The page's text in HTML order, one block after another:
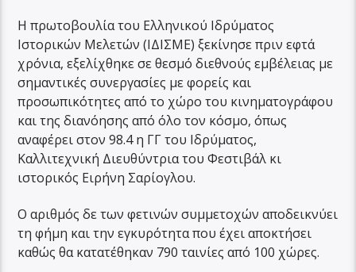
Η πρωτοβουλία του Ελληνικού Ιδρύματος
Ιστορικών Μελετών (ΙΔΙΣΜΕ) ξεκίνησε πριν εφτά
χρόνια, εξελίχθηκε σε θεσμό διεθνούς εμβέλειας με
σημαντικές συνεργασίες με φορείς και
προσωπικότητες από το χώρο του κινηματογράφου
και της διανόησης από όλο τον κόσμο, όπως
αναφέρει στον 98.4 η ΓΓ του Ιδρύματος,
Καλλιτεχνική Διευθύντρια του Φεστιβάλ κι
ιστορικός Ειρήνη Σαρίογλου.
Ο αριθμός δε των φετινών συμμετοχών αποδεικνύει
τη φήμη και την εγκυρότητα που έχει αποκτήσει
καθώς θα κατατέθηκαν 790 ταινίες από 100 χώρες.